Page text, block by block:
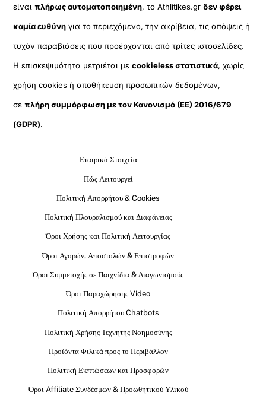
είναιπλήρως αυτοματοποιημένη, το Athlitikes.gr δεν φέρει
καμία ευθύνη για το περιεχόμενο, την ακρίβεια, τις απόψεις ή
τυχόν παραβιάσεις που προέρχονται από τρίτες ιστοσελίδες.
Η επισκεψιμότητα μετριέται μεcookieless στατιστικά, χωρίς
χρήση cookies ή αποθήκευση προσωπικών δεδομένων,
σεπλήρη συμμόρφωση με τον Κανονισμό (ΕΕ) 2016/679
(GDPR).
Εταιρικά Στοιχεία
Πώς Λειτουργεί
Πολιτική Απορρήτου & Cookies
Πολιτική Πλουραλισμού και Διαφάνειας
Όροι Χρήσης και Πολιτική Λειτουργίας
Όροι Αγορών, Αποστολών & Επιστροφών
Όροι Συμμετοχής σε Παιχνίδια & Διαγωνισμούς
Όροι Παραχώρησης Video
Πολιτική Απορρήτου Chatbots
Πολιτική Χρήσης Τεχνητής Νοημοσύνης
Προϊόντα Φιλικά προς το Περιβάλλον
Πολιτική Εκπτώσεων και Προσφορών
Όροι Affiliate Συνδέσμων & Προωθητικού Υλικού